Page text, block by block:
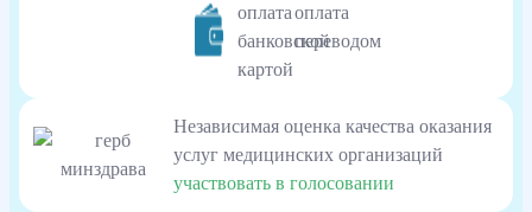
Независимая оценка качества оказания
услуг медицинских организаций
участвовать в голосовании